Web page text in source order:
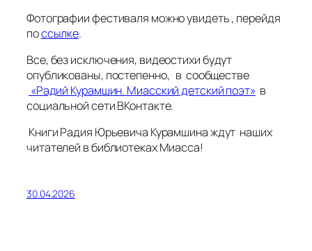
Фотографии фестиваля можно увидеть , перейдя
поссылке.
Все, без исключения, видеостихи будут
опубликованы, постепенно, в сообществе
«Радий Курамшин. Миасский детский поэт» в
социальной сети ВКонтакте.
Книги Радия Юрьевича Курамшина ждут наших
читателей в библиотеках Миасса!
30.04.2026